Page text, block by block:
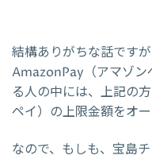
結構ありがちな話です
AmazonPay（アマゾン
る人の中には、上記の
ペイ）の上限金額をオ
なので、もしも、宝島